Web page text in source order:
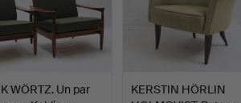
WÖRTZ. Un par
KERSTIN HÖRLIN